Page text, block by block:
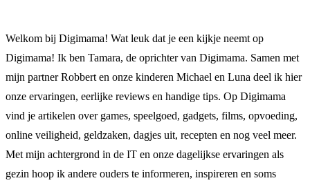
Welkom bij Digimama! Wat leuk dat je een kijkje neemt op
Digimama! Ik ben Tamara, de oprichter van Digimama. Samen met
mijn partner Robbert en onze kinderen Michael en Luna deel ik hier
onze ervaringen, eerlijke reviews en handige tips. Op Digimama
vind je artikelen over games, speelgoed, gadgets, films, opvoeding,
online veiligheid, geldzaken, dagjes uit, recepten en nog veel meer.
Met mijn achtergrond in de IT en onze dagelijkse ervaringen als
gezin hoop ik andere ouders te informeren, inspireren en soms